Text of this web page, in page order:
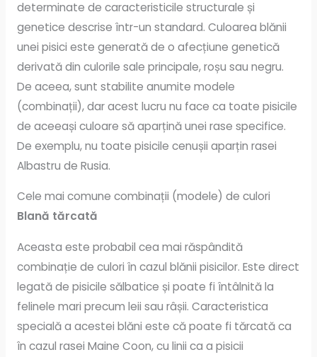
determinate de caracteristicile structurale și
genetice descrise într-un standard. Culoarea blănii
unei pisici este generată de o afecțiune genetică
derivată din culorile sale principale, roșu sau negru.
De aceea, sunt stabilite anumite modele
(combinații), dar acest lucru nu face ca toate pisicile
de aceeași culoare să aparțină unei rase specifice.
De exemplu, nu toate pisicile cenușii aparțin rasei
Albastru de Rusia.
Cele mai comune combinații (modele) de culori
Blană tărcată
Aceasta este probabil cea mai răspândită
combinație de culori în cazul blănii pisicilor. Este direct
legată de pisicile sălbatice și poate fi întâlnită la
felinele mari precum leii sau râșii. Caracteristica
specială a acestei blăni este că poate fi tărcată ca
în cazul rasei Maine Coon, cu linii ca a pisicii